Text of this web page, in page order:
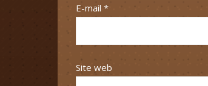
E-mail *
Site web